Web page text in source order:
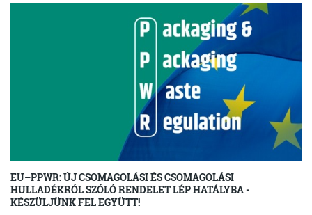
EU–PPWR: ÚJ CSOMAGOLÁSI ÉS CSOMAGOLÁSI
HULLADÉKRÓL SZÓLÓ RENDELET LÉP HATÁLYBA -
KÉSZÜLJÜNK FEL EGYÜTT!